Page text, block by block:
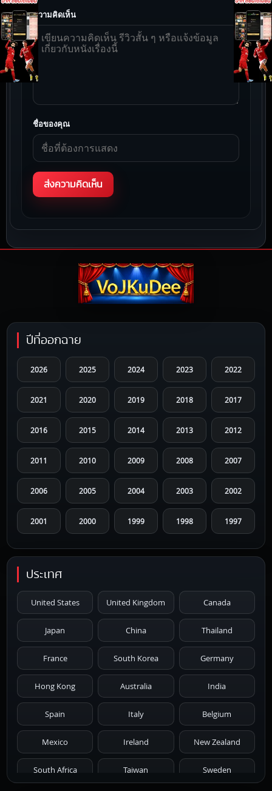
ความคิดเห็น
ชื่อของคุณ
ปีที่ออกฉาย
2026 2025 2024 2023 2022
2021 2020 2019 2018 2017
2016 2015 2014 2013 2012
2011 2010 2009 2008 2007
2006 2005 2004 2003 2002
2001 2000 1999 1998 1997
1996 1995 1994 1993 1992
1986 1985 1984 1983 1982
1981 1980 1979 1978 1977
1976 1975 1974 1973 1972
1971 1970 1969 1968 1967
1966 1965 1964 1963 1962
1959 1955
ประเทศ
United States United Kingdom Canada
Japan China Thailand
France South Korea Germany
Hong Kong Australia India
Spain Italy Belgium
Mexico Ireland New Zealand
South Africa Taiwan Sweden